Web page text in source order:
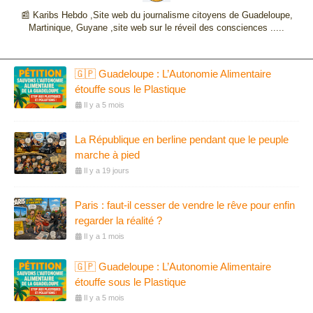
📰 Karibs Hebdo ,Site web du journalisme citoyens de Guadeloupe,
Martinique, Guyane ,site web sur le réveil des consciences .....
🇬🇵 Guadeloupe : L’Autonomie Alimentaire
étouffe sous le Plastique
Il y a 5 mois
La République en berline pendant que le peuple
marche à pied
Il y a 19 jours
Paris : faut-il cesser de vendre le rêve pour enfin
regarder la réalité ?
Il y a 1 mois
🇬🇵 Guadeloupe : L’Autonomie Alimentaire
étouffe sous le Plastique
Il y a 5 mois